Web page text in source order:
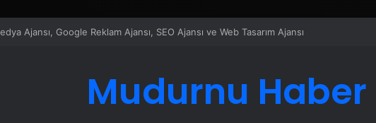
İle Akıllı Dijital Taşımacılık Yazılımı
Mudurnu Haber